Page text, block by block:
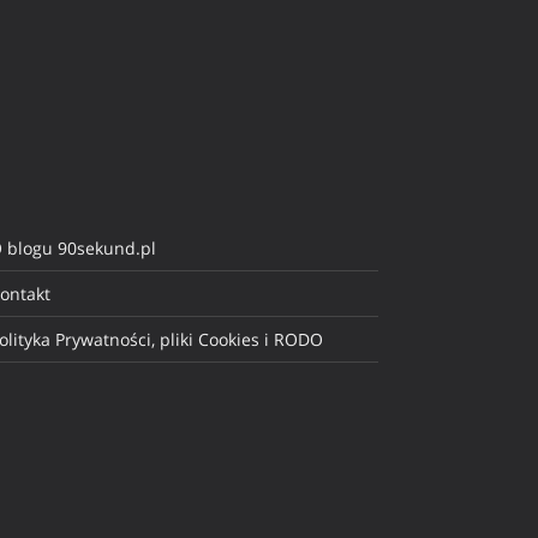
blogu 90sekund.pl
Prywatności, pliki Cookies i RODO